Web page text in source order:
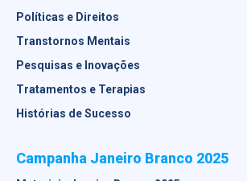
Políticas e Direitos
Transtornos Mentais
Pesquisas e Inovações
Tratamentos e Terapias
Histórias de Sucesso
Campanha Janeiro Branco 2025